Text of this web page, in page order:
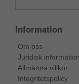
Information
Om oss
Juridisk information
Allmänna villkor
Integritetspolicy